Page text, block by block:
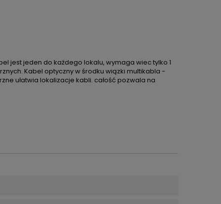
jest jeden do każdego lokalu, wymaga wiec tylko 1
Kabel optyczny w środku wiązki multikabla -
ułatwia lokalizacje kabli. całość pozwala na